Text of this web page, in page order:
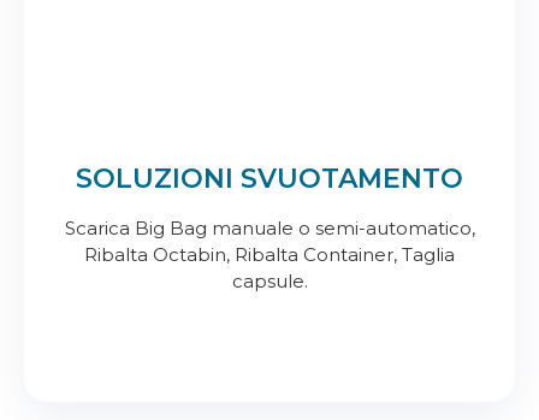
SOLUZIONI SVUOTAMENTO
Scarica Big Bag manuale o semi-automatico,
Ribalta Octabin, Ribalta Container, Taglia
capsule.